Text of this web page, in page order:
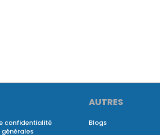
confidentialité
AUTRES
Blogs